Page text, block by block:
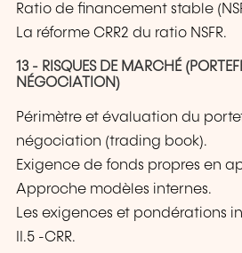
Ratio de financement stable
La réforme CRR2 du ratio NSFR.
13 - RISQUES DE MARCHÉ
NÉGOCIATION)
Périmètre et évaluation du
négociation (trading book).
Exigence de fonds propres en
Approche modèles internes.
Les exigences et pondérations
II.5 -CRR.